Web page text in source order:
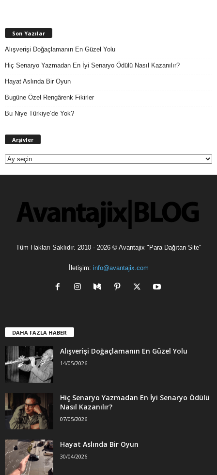
Son Yazılar
Alışverişi Doğaçlamanın En Güzel Yolu
Hiç Senaryo Yazmadan En İyi Senaryo Ödülü Nasıl Kazanılır?
Hayat Aslında Bir Oyun
Bugüne Özel Rengârenk Fikirler
Bu Niye Türkiye’de Yok?
Arşivler
Tüm Hakları Saklıdır. 2010 - 2026 © Avantajix "Para Dağıtan Site"
İletişim: info@avantajix.com
DAHA FAZLA HABER
Alışverişi Doğaçlamanın En Güzel Yolu
14/05/2026
Hiç Senaryo Yazmadan En İyi Senaryo Ödülü
Nasıl Kazanılır?
07/05/2026
Hayat Aslında Bir Oyun
30/04/2026